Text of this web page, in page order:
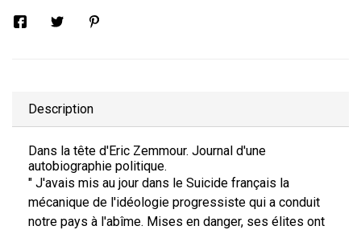
Description
Dans la tête d'Eric Zemmour. Journal d'une
autobiographie politique.
" J'avais mis au jour dans le Suicide français la
mécanique de l'idéologie progressiste qui a conduit
notre pays à l'abîme. Mises en danger, ses élites ont